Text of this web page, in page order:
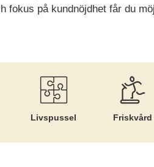
fokus på kundnöjdhet får du
Livspussel Friskvård